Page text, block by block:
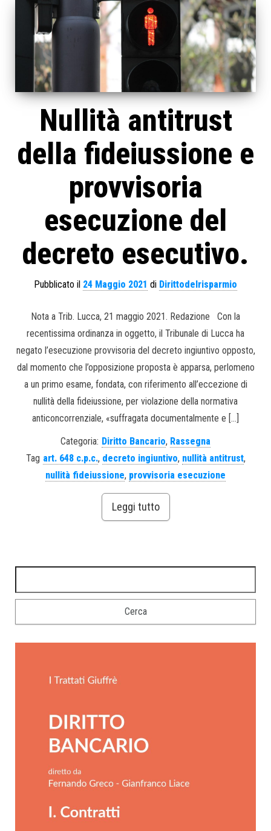
Nullità antitrust
della fideiussione e
provvisoria
esecuzione del
decreto esecutivo.
Pubblicato il 24 Maggio 2021 di Dirittodelrisparmio
Nota a Trib. Lucca, 21 maggio 2021. Redazione Con la
recentissima ordinanza in oggetto, il Tribunale di Lucca ha
negato l’esecuzione provvisoria del decreto ingiuntivo opposto,
dal momento che l’opposizione proposta è apparsa, perlomeno
a un primo esame, fondata, con riferimento all’eccezione di
nullità della fideiussione, per violazione della normativa
anticoncorrenziale, «suffragata documentalmente e […]
Categoria: Diritto Bancario, Rassegna
Tag art. 648 c.p.c., decreto ingiuntivo, nullità antitrust,
nullità fideiussione, provvisoria esecuzione
Leggi tutto